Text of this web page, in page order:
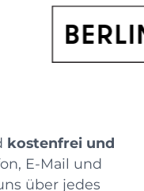
kostenfrei und
E-Mail und
über jedes